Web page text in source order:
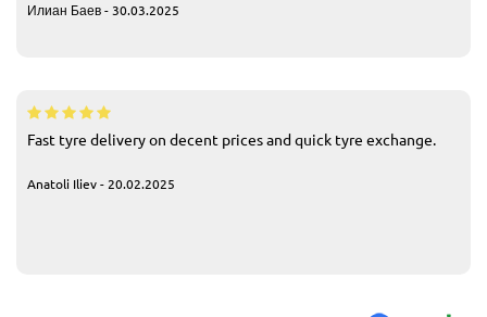
Илиан Баев - 30.03.2025
Fast tyre delivery on decent prices and quick tyre exchange.
Anatoli Iliev - 20.02.2025